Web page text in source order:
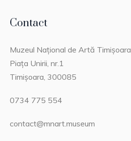
Contact
Muzeul Național de Artă Timișoara
Piața Unirii, nr.1
Timișoara, 300085
0734 775 554
contact@mnart.museum